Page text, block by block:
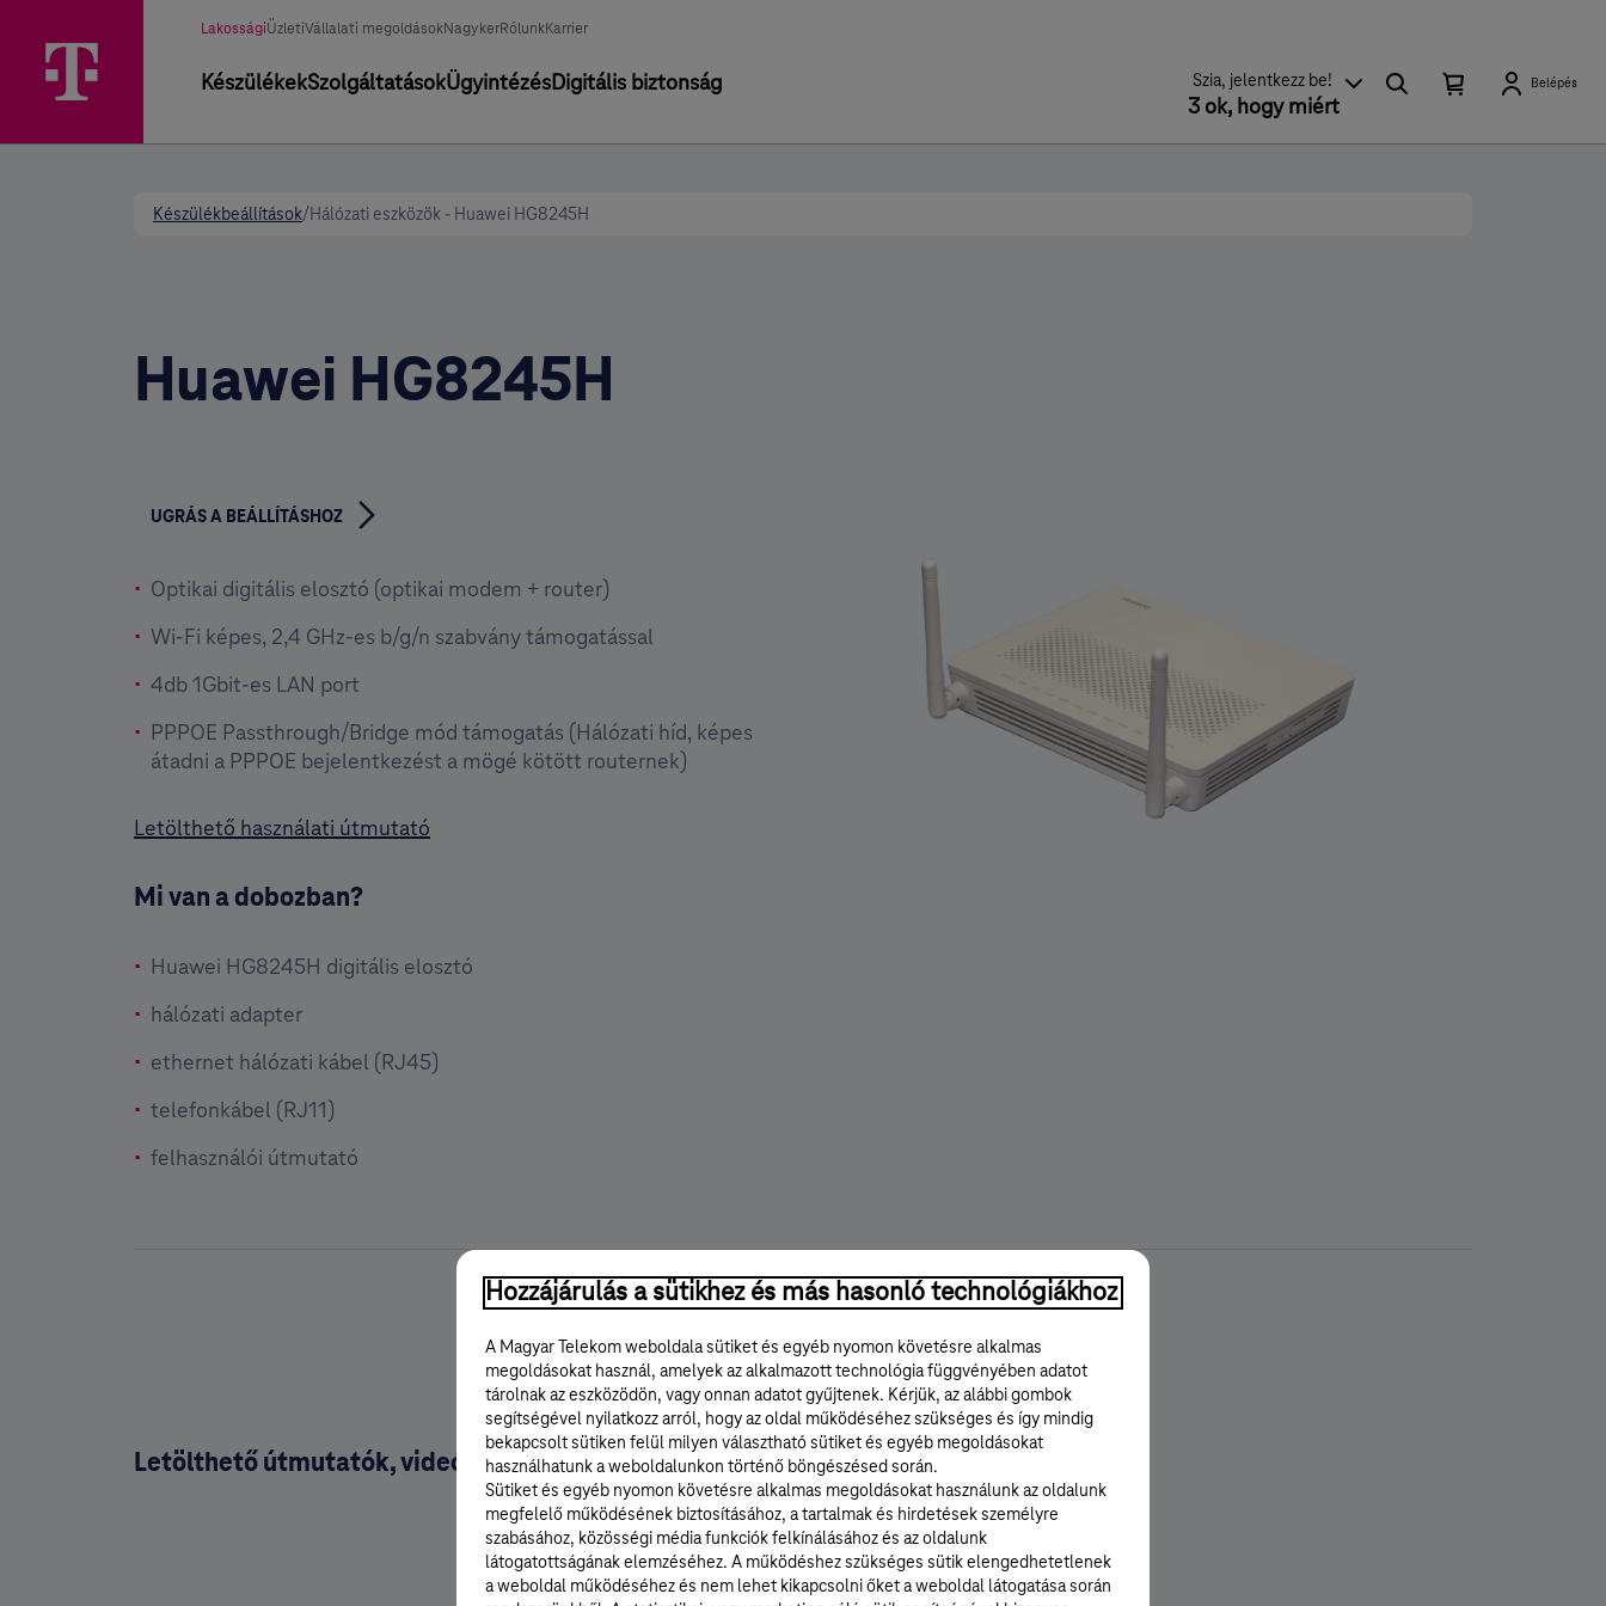
LakosságiÜzletiVállalati megoldásokNagykerRólunkKarrier
KészülékekSzolgáltatásokÜgyintézésDigitális biztonság Szia, jelentkezz be!
3 ok, hogy miért
Belépés
Készülékbeállítások/Hálózati eszközök - Huawei HG8245H
Huawei HG8245H
UGRÁS A BEÁLLÍTÁSHOZ
Optikai digitális elosztó (optikai modem + router)
Wi-Fi képes, 2,4 GHz-es b/g/n szabvány támogatással
4db 1Gbit-es LAN port
PPPOE Passthrough/Bridge mód támogatás (Hálózati híd, képes
átadni a PPPOE bejelentkezést a mögé kötött routernek)
Letölthető használati útmutató
Mi van a dobozban?
Huawei HG8245H digitális elosztó
hálózati adapter
ethernet hálózati kábel (RJ45)
telefonkábel (RJ11)
felhasználói útmutató
Útmutatók lépésről lépésre
Letölthető útmutatók, videó bemutatók
Hozzájárulás a sütikhez és más hasonló technológiákhoz
A Magyar Telekom weboldala sütiket és egyéb nyomon követésre alkalmas
megoldásokat használ, amelyek az alkalmazott technológia függvényében adatot
tárolnak az eszközödön, vagy onnan adatot gyűjtenek. Kérjük, az alábbi gombok
segítségével nyilatkozz arról, hogy az oldal működéséhez szükséges és így mindig
bekapcsolt sütiken felül milyen választható sütiket és egyéb megoldásokat
használhatunk a weboldalunkon történő böngészésed során.
Sütiket és egyéb nyomon követésre alkalmas megoldásokat használunk az oldalunk
megfelelő működésének biztosításához, a tartalmak és hirdetések személyre
szabásához, közösségi média funkciók felkínálásához és az oldalunk
látogatottságának elemzéséhez. A működéshez szükséges sütik elengedhetetlenek
a weboldal működéséhez és nem lehet kikapcsolni őket a weboldal látogatása során